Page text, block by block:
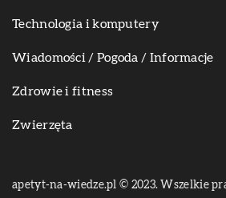
Technologia i komputery
Wiadomości / Pogoda / Informacje
Zdrowie i fitness
Zwierzęta
apetyt-na-wiedze.pl © 2023. Wszelkie